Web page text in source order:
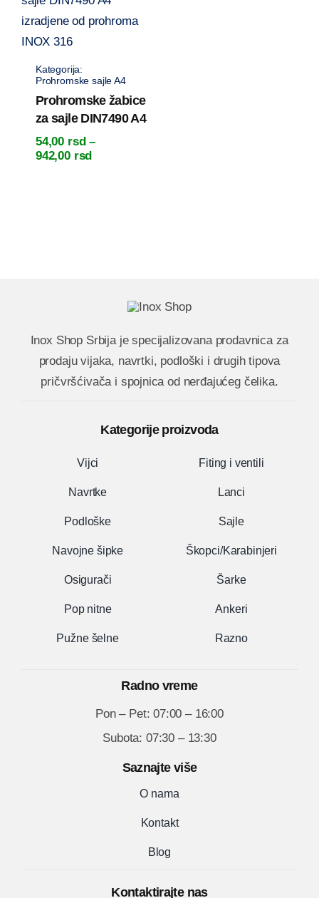
Prohromske sajle A4
Prohromske žabice
za sajle DIN7490 A4
54,00 rsd –
942,00 rsdRaspon
Inox Shop Srbijaje specijalizovana prodavnica za
prodaju vijaka, navrtki, podloški i drugih tipova
pričvršćivača i spojnica od nerđajućeg čelika.
Kategorije proizvoda
Vijci
Navrtke
Podloške
Navojne šipke
Osigurači
Pop nitne
Pužne šelne
Fiting i ventili
Lanci
Sajle
Škopci/Karabinjeri
Šarke
Ankeri
Razno
Radno vreme
Pon – Pet: 07:00 – 16:00
Subota: 07:30 – 13:30
Saznajte više
O nama
Kontakt
Blog
Kontaktirajte nas